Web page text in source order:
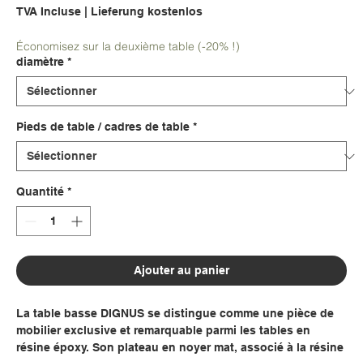
TVA Incluse Lieferung kostenlos
Économisez sur la deuxième table (-20% !)
diamètre *
Pieds de table / cadres de table *
Quantité *
Ajouter au panier
La table basse DIGNUS se distingue comme une pièce de
mobilier exclusive et remarquable parmi les tables en
résine époxy. Son plateau en noyer mat, associé à la résine